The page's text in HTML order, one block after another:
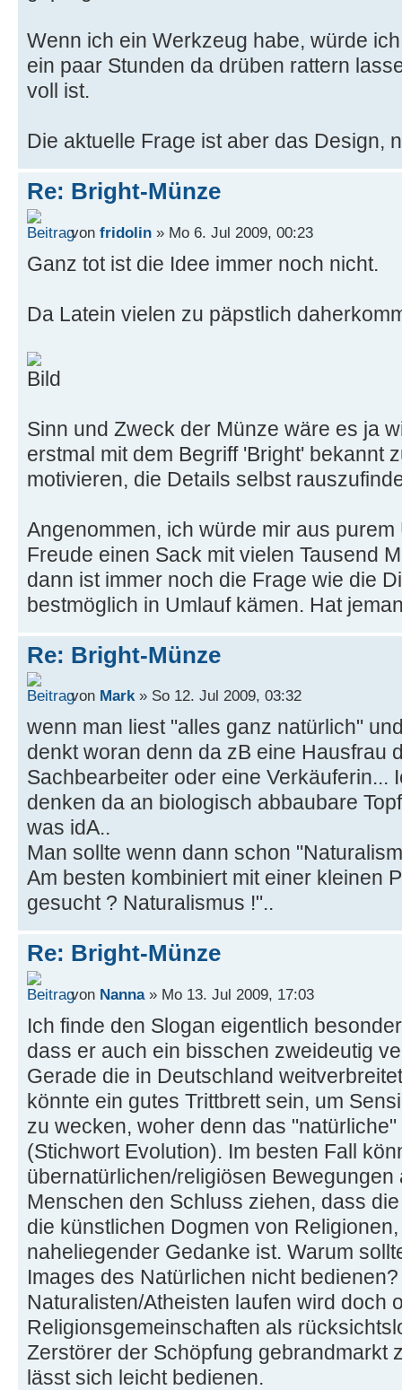
Wenn ich ein Werkzeug habe, würde
ein paar Stunden da drüben rattern
voll ist.
Die aktuelle Frage ist aber das Design,
Re: Bright-Münze
von fridolin » Mo 6. Jul 2009, 00:23
Ganz tot ist die Idee immer noch nicht.
Da Latein vielen zu päpstlich
Sinn und Zweck der Münze wäre es ja
erstmal mit dem Begriff 'Bright' bekannt
motivieren, die Details selbst
Angenommen, ich würde mir aus
Freude einen Sack mit vielen Tausend
dann ist immer noch die Frage wie die
bestmöglich in Umlauf kämen. Hat
Re: Bright-Münze
von Mark» So 12. Jul 2009, 03:32
wenn man liest "alles ganz natürlich"
denkt woran denn da zB eine Hausfrau
Sachbearbeiter oder eine Verkäuferin...
denken da an biologisch abbaubare
was idA..
Man sollte wenn dann schon
Am besten kombiniert mit einer kleinen
gesucht ? Naturalismus !"..
Re: Bright-Münze
von Nanna» Mo 13. Jul 2009, 17:03
Ich finde den Slogan eigentlich
dass er auch ein bisschen zweideutig
Gerade die in Deutschland
könnte ein gutes Trittbrett sein, um
zu wecken, woher denn das
(Stichwort Evolution). Im besten Fall
übernatürlichen/religiösen
Menschen den Schluss ziehen, dass
die künstlichen Dogmen von
naheliegender Gedanke ist. Warum
Images des Natürlichen nicht
Naturalisten/Atheisten laufen wird doch
Religionsgemeinschaften als
Zerstörer der Schöpfung gebrandmarkt
lässt sich leicht bedienen.